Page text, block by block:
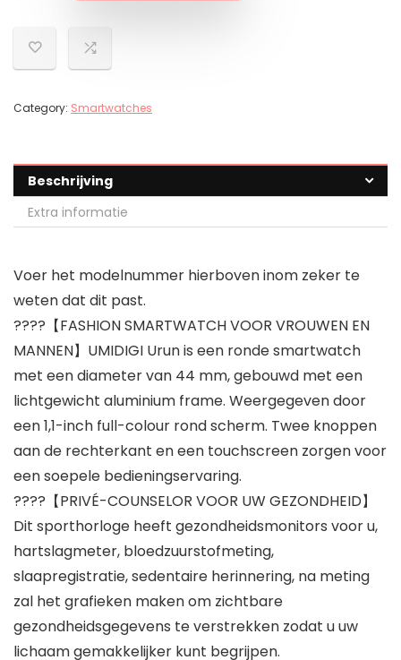
Category: Smartwatches
Beschrijving
Extra informatie
Voer het modelnummer hierboven inom zeker te
weten dat dit past.
????【FASHION SMARTWATCH VOOR VROUWEN EN
MANNEN】UMIDIGI Urun is een ronde smartwatch
met een diameter van 44 mm, gebouwd met een
lichtgewicht aluminium frame. Weergegeven door
een 1,1-inch full-colour rond scherm. Twee knoppen
aan de rechterkant en een touchscreen zorgen voor
een soepele bedieningservaring.
????【PRIVÉ-COUNSELOR VOOR UW GEZONDHEID】
Dit sporthorloge heeft gezondheidsmonitors voor u,
hartslagmeter, bloedzuurstofmeting,
slaapregistratie, sedentaire herinnering, na meting
zal het grafieken maken om zichtbare
gezondheidsgegevens te verstrekken zodat u uw
lichaam gemakkelijker kunt begrijpen.